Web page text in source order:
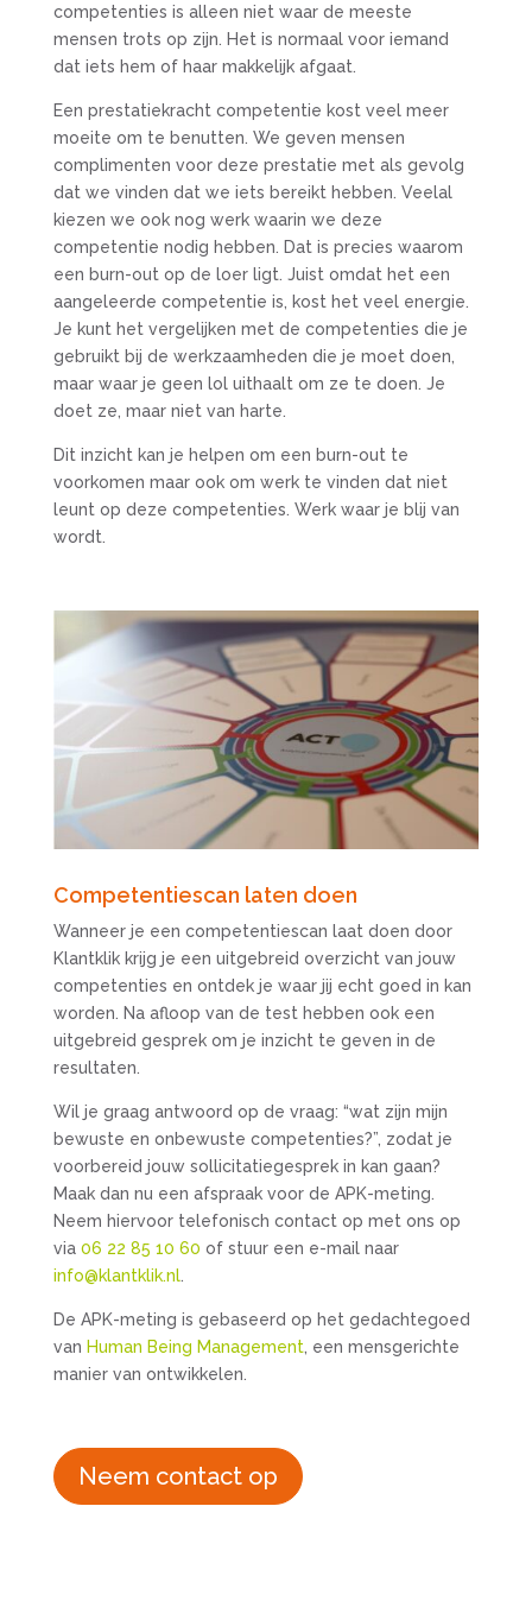
competenties is alleen niet waar de meeste
mensen trots op zijn. Het is normaal voor iemand
dat iets hem of haar makkelijk afgaat.
Een prestatiekracht competentie kost veel meer
moeite om te benutten. We geven mensen
complimenten voor deze prestatie met als gevolg
dat we vinden dat we iets bereikt hebben. Veelal
kiezen we ook nog werk waarin we deze
competentie nodig hebben. Dat is precies waarom
een burn-out op de loer ligt. Juist omdat het een
aangeleerde competentie is, kost het veel energie.
Je kunt het vergelijken met de competenties die je
gebruikt bij de werkzaamheden die je moet doen,
maar waar je geen lol uithaalt om ze te doen. Je
doet ze, maar niet van harte.
Dit inzicht kan je helpen om een burn-out te
voorkomen maar ook om werk te vinden dat niet
leunt op deze competenties. Werk waar je blij van
wordt.
Competentiescan laten doen
Wanneer je een competentiescan laat doen door
Klantklik krijg je een uitgebreid overzicht van jouw
competenties en ontdek je waar jij echt goed in kan
worden. Na afloop van de test hebben ook een
uitgebreid gesprek om je inzicht te geven in de
resultaten.
Wil je graag antwoord op de vraag: “wat zijn mijn
bewuste en onbewuste competenties?”, zodat je
voorbereid jouw sollicitatiegesprek in kan gaan?
Maak dan nu een afspraak voor de APK-meting.
Neem hiervoor telefonisch contact op met ons op
via 06 22 85 10 60 of stuur een e-mail naar
info@klantklik.nl.
De APK-meting is gebaseerd op het gedachtegoed
van Human Being Management, een mensgerichte
manier van ontwikkelen.
Neem contact op